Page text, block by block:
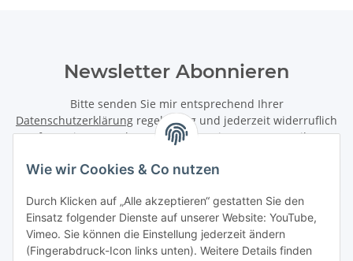
Wie wir Cookies & Co nutzen
Durch Klicken auf „Alle akzeptieren“ gestatten Sie den
Einsatz folgender Dienste auf unserer Website: YouTube,
Vimeo. Sie können die Einstellung jederzeit ändern
(Fingerabdruck-Icon links unten). Weitere Details finden
Newsletter Abonnieren
Bitte senden Sie mir entsprechend Ihrer
Datenschutzerklärung regelmäßig und jederzeit widerruflich
Informationen zu Ihrem Produktsortiment per E-Mail zu.
Newsletter Abonnieren
Informationen